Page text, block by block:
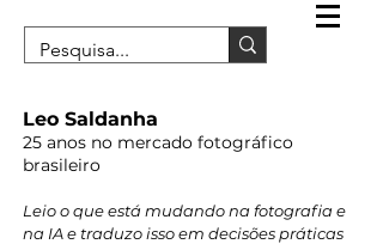
Leo Saldanha
25 anos no mercado fotográfico
brasileiro
Leio o que está mudando na fotografia e
na IA e traduzo isso em decisões práticas